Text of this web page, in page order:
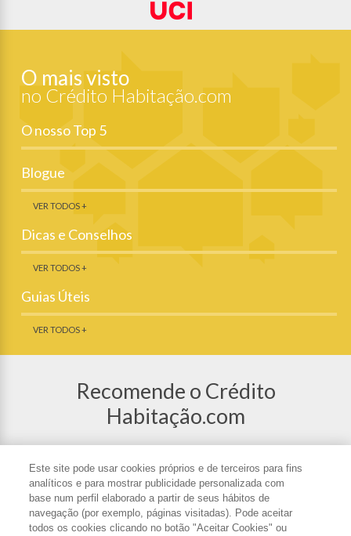
O mais visto
no Crédito Habitação.com
O nosso Top 5
Blogue
VER TODOS +
Dicas e Conselhos
VER TODOS +
Guias Úteis
VER TODOS +
Recomende o Crédito
Habitação.com
Partilhe o Crédito Habitação nas redes
sociais ou recomende o site a um amigo.
Este site pode usar cookies próprios e de terceiros para fins
analíticos e para mostrar publicidade personalizada com
base num perfil elaborado a partir de seus hábitos de
navegação (por exemplo, páginas visitadas). Pode aceitar
todos os cookies clicando no botão "Aceitar Cookies" ou